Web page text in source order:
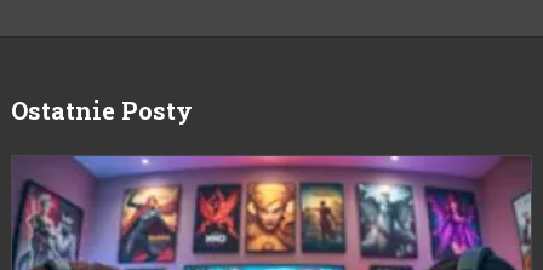
Ostatnie Posty